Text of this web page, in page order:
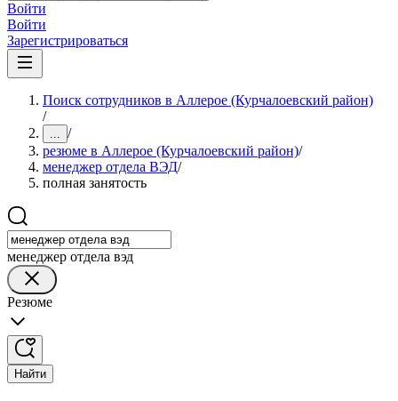
Войти
Войти
Зарегистрироваться
Поиск сотрудников в Аллерое (Курчалоевский район)
/
... /
резюме в Аллерое (Курчалоевский район)/
менеджер отдела ВЭД/
полная занятость
менеджер отдела вэд
Резюме
Найти